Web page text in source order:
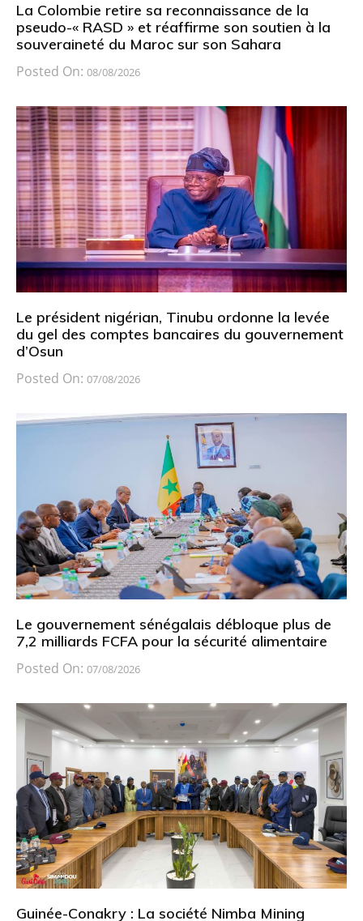
La Colombie retire sa reconnaissance de la
pseudo-« RASD » et réaffirme son soutien à la
souveraineté du Maroc sur son Sahara
Posted On: 08/08/2026
Le président nigérian, Tinubu ordonne la levée
du gel des comptes bancaires du gouvernement
d’Osun
Posted On: 07/08/2026
Le gouvernement sénégalais débloque plus de
7,2 milliards FCFA pour la sécurité alimentaire
Posted On: 07/08/2026
Guinée-Conakry : La société Nimba Mining